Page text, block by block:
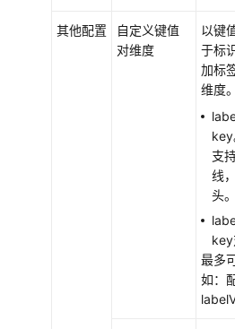
理
其他配置
自定义键值
对维度
以键
于标
加标
维度。
key
支
线
头。
key
最多
如：